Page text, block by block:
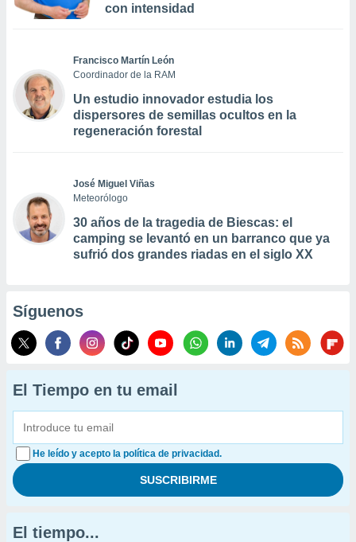
con intensidad
Francisco Martín León
Coordinador de la RAM
Un estudio innovador estudia los
dispersores de semillas ocultos en la
regeneración forestal
José Miguel Viñas
Meteorólogo
30 años de la tragedia de Biescas: el
camping se levantó en un barranco que ya
sufrió dos grandes riadas en el siglo XX
Síguenos
El Tiempo en tu email
He leído y acepto la política de privacidad.
El tiempo...